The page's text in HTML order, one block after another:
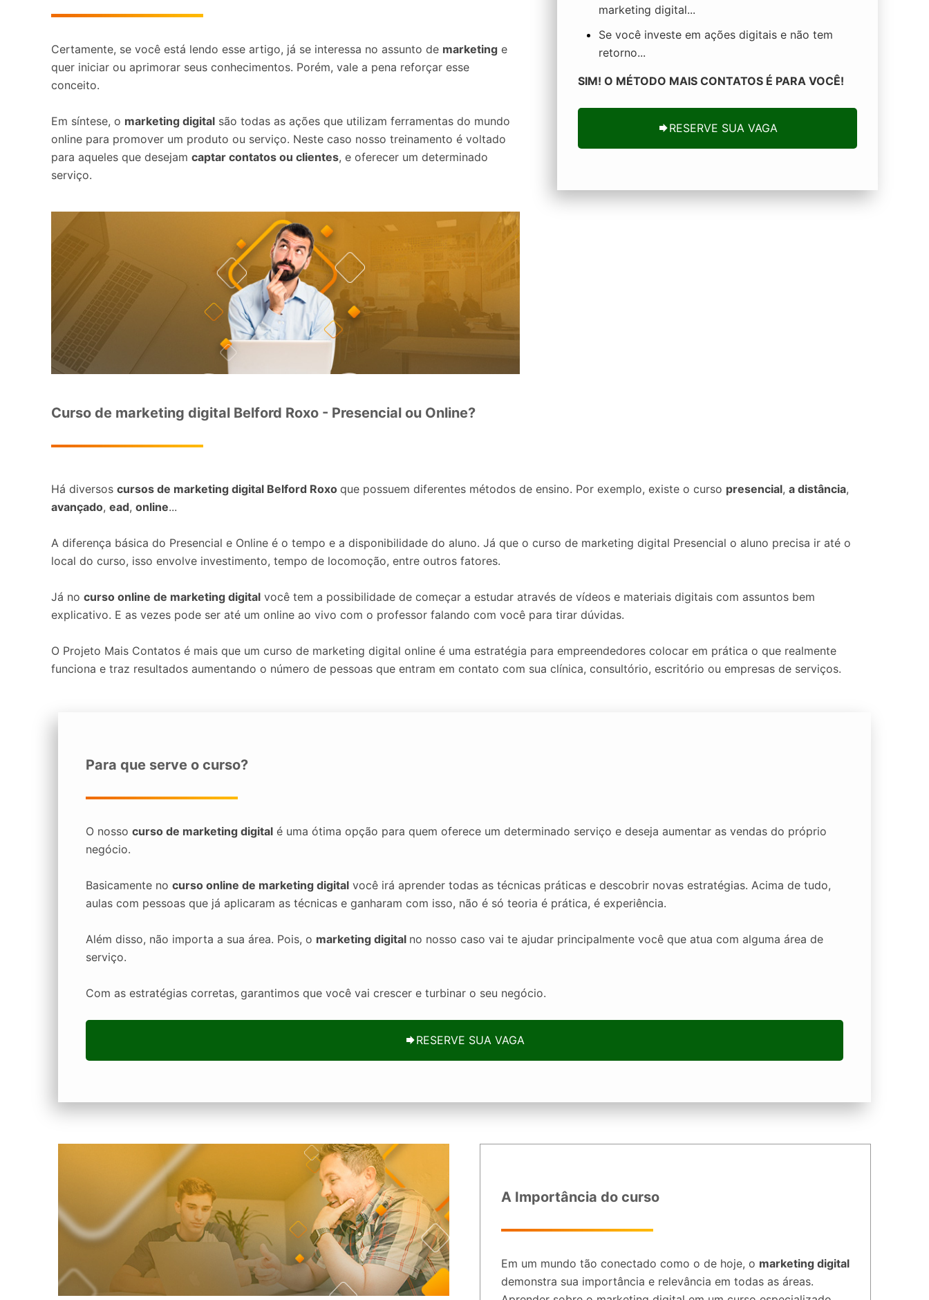
Certamente, se você está lendo esse artigo, já se interessa no assunto de marketing e
quer iniciar ou aprimorar seus conhecimentos. Porém, vale a pena reforçar esse
conceito.
Em síntese, o marketing digital são todas as ações que utilizam ferramentas do mundo
online para promover um produto ou serviço. Neste caso nosso treinamento é voltado
para aqueles que desejam captar contatos ou clientes, e oferecer um determinado
serviço.
Curso de marketing digital Belford Roxo - Presencial ou Online?
marketing digital...
Se você investe em ações digitais e não tem
retorno...
SIM! O MÉTODO MAIS CONTATOS É PARA VOCÊ!
RESERVE SUA VAGA
Há diversos cursos de marketing digital Belford Roxo que possuem diferentes métodos de ensino. Por exemplo, existe o curso presencial, a distância,
avançado, ead, online...
A diferença básica do Presencial e Online é o tempo e a disponibilidade do aluno. Já que o curso de marketing digital Presencial o aluno precisa ir até o
local do curso, isso envolve investimento, tempo de locomoção, entre outros fatores.
Já no curso online de marketing digital você tem a possibilidade de começar a estudar através de vídeos e materiais digitais com assuntos bem
explicativo. E as vezes pode ser até um online ao vivo com o professor falando com você para tirar dúvidas.
O Projeto Mais Contatos é mais que um curso de marketing digital online é uma estratégia para empreendedores colocar em prática o que realmente
funciona e traz resultados aumentando o número de pessoas que entram em contato com sua clínica, consultório, escritório ou empresas de serviços.
Para que serve o curso?
O nosso curso de marketing digital é uma ótima opção para quem oferece um determinado serviço e deseja aumentar as vendas do próprio
negócio.
Basicamente no curso online de marketing digital você irá aprender todas as técnicas práticas e descobrir novas estratégias. Acima de tudo,
aulas com pessoas que já aplicaram as técnicas e ganharam com isso, não é só teoria é prática, é experiência.
Além disso, não importa a sua área. Pois, o marketing digital no nosso caso vai te ajudar principalmente você que atua com alguma área de
serviço.
Com as estratégias corretas, garantimos que você vai crescer e turbinar o seu negócio.
RESERVE SUA VAGA
A Importância do curso
Em um mundo tão conectado como o de hoje, o marketing digital
demonstra sua importância e relevância em todas as áreas.